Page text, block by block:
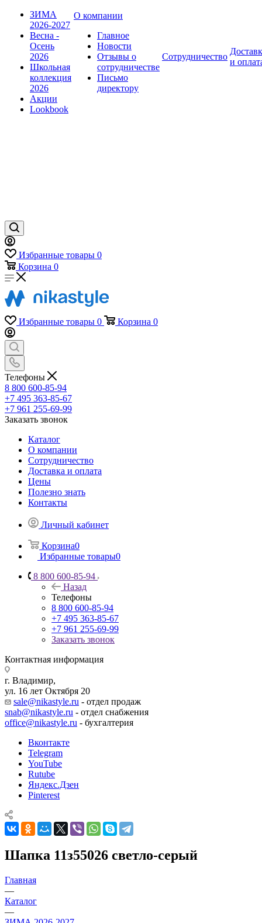
ЗИМА
2026-2027
Весна -
Осень
2026
Школьная
коллекция
2026
Акции
Lookbook
О компании
Главное
Новости
Отзывы о
сотрудничестве
Письмо
директору
Сотрудничество
и
Избранные товары 0
Корзина 0
Избранные товары 0 Корзина 0
Телефоны
8 800 600-85-94
+7 495 363-85-67
+7 961 255-69-99
Заказать звонок
Каталог
О компании
Сотрудничество
Доставка и оплата
Цены
Полезно знать
Контакты
Личный кабинет
Корзина0
Избранные товары0
8 800 600-85-94
Назад
Телефоны
8 800 600-85-94
+7 495 363-85-67
+7 961 255-69-99
Заказать звонок
Контактная информация
г. Владимир,
ул. 16 лет Октября 20
sale@nikastyle.ru - отдел продаж
snab@nikastyle.ru - отдел снабжения
office@nikastyle.ru - бухгалтерия
Вконтакте
Telegram
YouTube
Rutube
Яндекс.Дзен
Pinterest
Шапка 11з55026 светло-серый
Главная
—
Каталог
—